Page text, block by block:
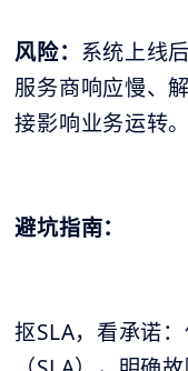
风险： 系统上线
服务商响应慢、
接影响业务运转。
避坑指南：
抠SLA，看承诺